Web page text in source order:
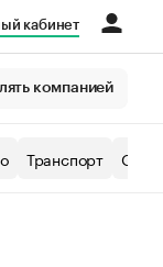
кабинет
компанией
Транспорт